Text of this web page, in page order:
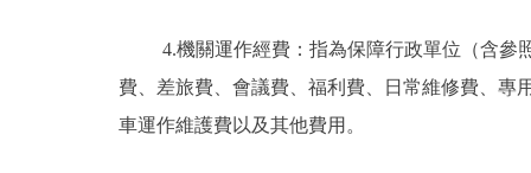
4.機關運作經費：指為保障行政單位（含參
費、差旅費、會議費、福利費、日常維修費、專
車運作維護費以及其他費用。